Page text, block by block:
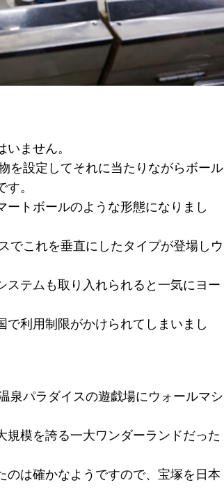
ません。
を設定してそれに当たりながらボール
。
ートボールのような形態になりまし
でこれを垂直にしたタイプが登場しウ
ステムも取り入れられると一気にヨー
で利用制限がかけられてしまいまし
泉パラダイスの遊戯場にウォールマシ
模を誇る一大ワンダーランドだった
のは確かなようですので、宝塚を日本